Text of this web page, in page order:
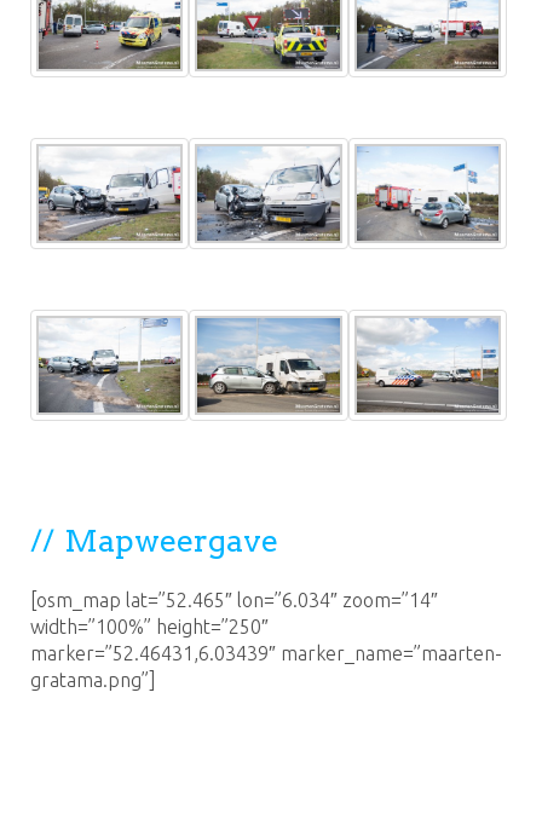
Mapweergave
[osm_map lat=”52.465″ lon=”6.034″ zoom=”14″
width=”100%” height=”250″
marker=”52.46431,6.03439″ marker_name=”maarten-
gratama.png”]